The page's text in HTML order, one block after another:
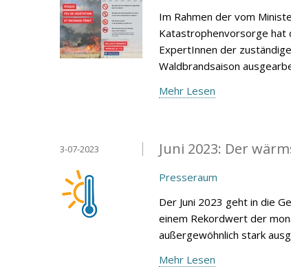
Im Rahmen der vom
Katastrophenvorsorge hat
ExpertInnen der
Waldbrandsaison
Mehr Lesen
Juni 2023: Der
3-07-2023
Presseraum
Der Juni 2023 geht in die
einem Rekordwert der
außergewöhnlich stark
Mehr Lesen